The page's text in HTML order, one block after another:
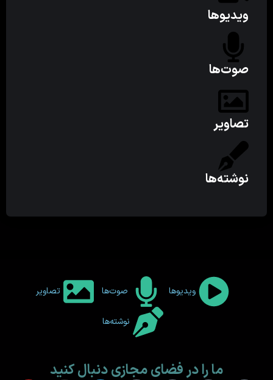
ویدیوها
صوت‌ها
تصاویر
نوشته‌ها
ویدیوها صوت‌ها تصاویر
نوشته‌ها
ما را در فضای مجازی دنبال کنید